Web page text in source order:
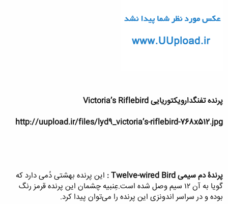
پرنده تفنگدارویکتوریایی Victoria’s Riflebird
http://uupload.ir/files/lyd9_victoria’s-riflebird-768x512.jpg
پرندۀ دم سیمیTwelve-wired Bird : این پرنده بهشتی دُمی دارد که
گویا به آن ۱۲ سیم وصل شده است.عِنبیه چشمان این پرنده قرمز رنگ
بوده و در سراسر اندونزی این پرنده را می‌توان پیدا کرد.